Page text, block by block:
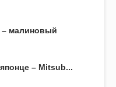
малиновый
– Mitsub...